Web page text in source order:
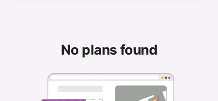
No plans found